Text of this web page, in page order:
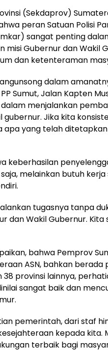
(Sekdaprov)
peran Satuan Polisi
sangat penting
misi Gubernur dan Wakil
dan ketenteraman
dalam
Sumut, Jalan Kapten
dalam menjalankan
gubernur. Jika kita
apa yang telah
keberhasilan
melainkan butuh
tugasnya tanpa
dan Wakil Gubernur. Kita
bahwa Pemprov
ASN, bahkan
38 provinsi lainnya,
sangat baik dan
pemerintah, dari staf
kepada kita.
terbaik bagi